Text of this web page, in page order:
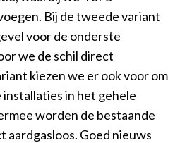
Bij de tweede variant
voor de onderste
we de schil direct
kiezen we er ook voor om
in het gehele
worden de bestaande
aardgasloos. Goed nieuws